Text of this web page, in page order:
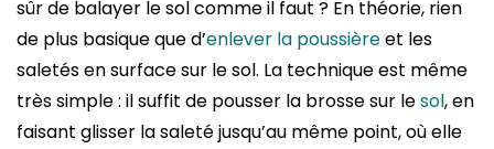
sûr de balayer le sol comme il faut ? En théorie, rien
de plus basique que d’enlever la poussièreet les
saletés en surface sur le sol. La technique est même
très simple : il suffit de pousser la brosse sur lesol, en
faisant glisser la saleté jusqu’au même point, où elle